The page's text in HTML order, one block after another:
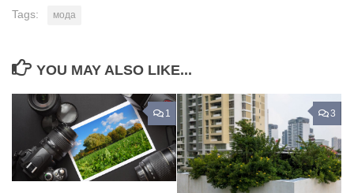
Tags: мода
YOU MAY ALSO LIKE...
1 3